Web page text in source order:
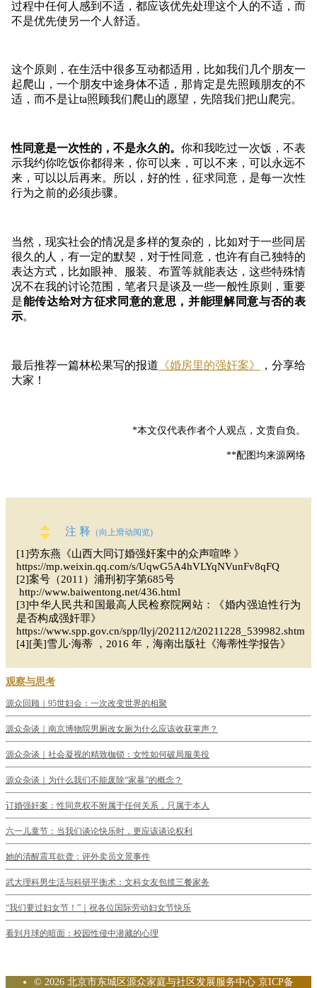
过程中任何人感到不适，都应该优先处理这个人的不适，而
不是优先使另一个人舒适。
这个原则，在生活中很多互动都适用，比如我们几个朋友一
起爬山，一个朋友中途身体不适，那肯定是先照顾朋友的不
适，而不是让ta照顾我们爬山的愿望，先陪我们把山爬完。
性同意是一次性的，不是永久的。 你和我吃过一次饭，不表
示我约你吃饭你都得来，你可以来，可以不来，可以永远不
来，可以以后再来。所以，好的性，征求同意，是每一次性
行为之前的必须步骤。
当然，现实社会的情况是多样的复杂的，比如对于一些同居
很久的人，有一定的默契，对于性同意，也许有自己独特的
表达方式，比如眼神、服装、布置等就能表达，这些特殊情
况不在我的讨论范围，笔者只是谈及一些一般性原则，重要
是能传达给对方征求同意的意思，并能理解同意与否的表
示。
最后推荐一篇林松果写的报道 《婚房里的强奸案》
，分享给
大家！
*本文仅代表作者个人观点，文责自负。
**配图均来源网络
注 释 （向上滑动阅览)
[1]劳东燕《山西大同订婚强奸案中的众声喧哗 》
https://mp.weixin.qq.com/s/UqwG5A4hVLYqNVunFv8qFQ
[2]案号（2011）浦刑初字第685号
http://www.baiwentong.net/436.html
[3]中华人民共和国最高人民检察院网站：《婚内强迫性行为
是否构成强奸罪》
https://www.spp.gov.cn/spp/llyj/202112/t20211228_539982.shtml
[4][美]雪儿·海蒂 ，2016 年，海南出版社《海蒂性学报告》
观察与思考
源众回顾｜95世妇会：一次改变世界的相聚
源众杂谈｜南京博物院男厕改女厕为什么应该收获掌声？
源众杂谈｜社会凝视的精致枷锁：女性如何破局服美役
源众杂谈｜为什么我们不能废除“家暴”的概念？
订婚强奸案：性同意权不附属于任何关系，只属于本人
六一儿童节：当我们谈论快乐时，更应该谈论权利
她的清醒震耳欲聋：评外卖员文景事件
武大理科男生活与科研平衡术：文科女友包揽三餐家务
“我们要过妇女节！”｜祝各位国际劳动妇女节快乐
看到月球的暗面：校园性侵中潜藏的心理
© 2026 北京市东城区源众家庭与社区发展服务中心 京ICP备